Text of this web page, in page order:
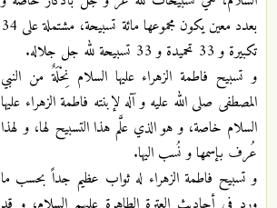
بعدد معين يكون مجموعها مائة تسبيحة، مشتملة على 34
تكبيرة و 33 تحميدة و 33 تسبيحة لله جل جلاله.
و تسبيح فاطمة الزهراء عليها السلام نِحْلَةٌ من النبي
المصطفى صلى الله عليه و آله لإبنته فاطمة الزهراء عليها
السلام خاصة، و هو الذي علَّم هذا التسبيح لها، و لهذا
عُرف بإسمها و نُسب اليها.
و تسبيح فاطمة الزهراء له ثواب عظيم جداً بحسب ما